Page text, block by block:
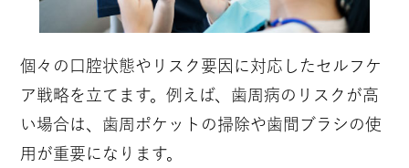
個々の口腔状態やリスク要因に対応したセルフケ
ア戦略を立てます。例えば、歯周病のリスクが高
い場合は、歯周ポケットの掃除や歯間ブラシの使
用が重要になります。